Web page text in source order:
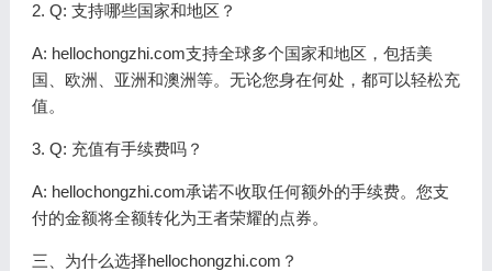
2. Q: 支持哪些国家和地区？
A: hellochongzhi.com支持全球多个国家和地区，包括美
国、欧洲、亚洲和澳洲等。无论您身在何处，都可以轻松充
值。
3. Q: 充值有手续费吗？
A: hellochongzhi.com承诺不收取任何额外的手续费。您支
付的金额将全额转化为王者荣耀的点券。
三、为什么选择hellochongzhi.com？